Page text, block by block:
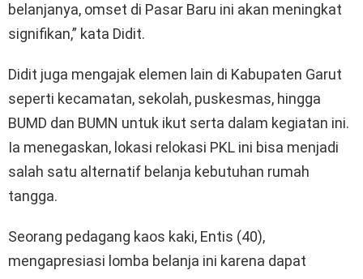
belanjanya, omset di Pasar Baru ini akan meningkat
signifikan,” kata Didit.
Didit juga mengajak elemen lain di Kabupaten Garut
seperti kecamatan, sekolah, puskesmas, hingga
BUMD dan BUMN untuk ikut serta dalam kegiatan ini.
Ia menegaskan, lokasi relokasi PKL ini bisa menjadi
salah satu alternatif belanja kebutuhan rumah
tangga.
Seorang pedagang kaos kaki, Entis (40),
mengapresiasi lomba belanja ini karena dapat